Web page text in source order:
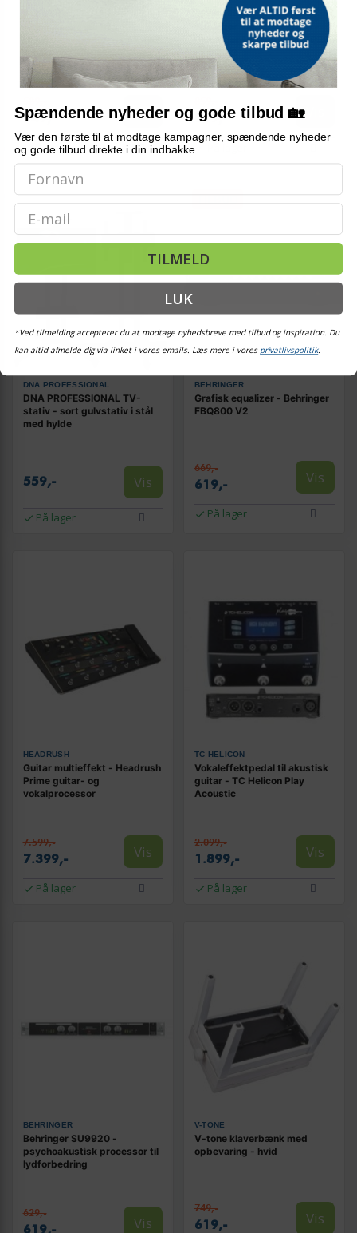
549,- Vis
På lager
BEHRINGER
Equalizer stereo 15‑bånd -
Behringer ULTRAGRAPH PRO
FBQ1502
819,-
På lager
DNA PROFESSIONAL
DNA PROFESSIONAL TV-
stativ - sort gulvstativ i stål
med hylde
559,- Vis
På lager
TILBUD
BEHRINGER
Grafisk equalizer - Behringer
FBQ800 V2
669,-
619,- Vis
På lager
HEADRUSH
Guitar multieffekt - Headrush
Prime guitar- og
vokalprocessor
7.599,-
7.399,- Vis
På lager
TC HELICON
Vokaleffektpedal til akustisk
guitar - TC Helicon Play
Acoustic
2.099,-
1.899,- Vis
På lager
BEHRINGER
Behringer SU9920 -
psychoakustisk processor til
lydforbedring
629,-
619,- Vis
V-TONE
V-tone klaverbænk med
opbevaring - hvid
749,-
619,- Vis
Spændende nyheder og gode tilbud 🏡
Vær den første til at modtage kampagner, spændende nyheder
og gode tilbud direkte i din indbakke.
Email
TILMELD
LUK
*Ved tilmelding accepterer du at modtage nyhedsbreve med tilbud og inspiration. Du
kan altid afmelde dig via linket i vores emails. Læs mere i vores privatlivspolitik.